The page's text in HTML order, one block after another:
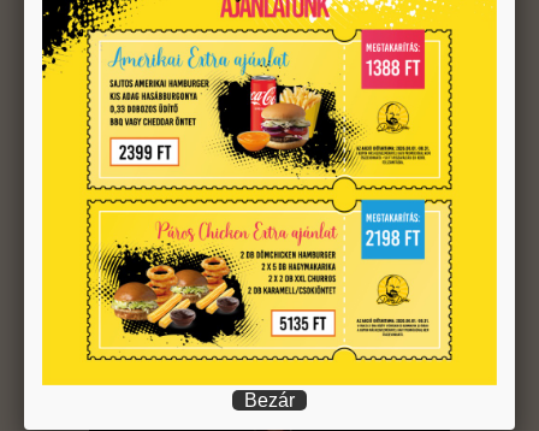
Üdítők/Energiaitalok
Bezár